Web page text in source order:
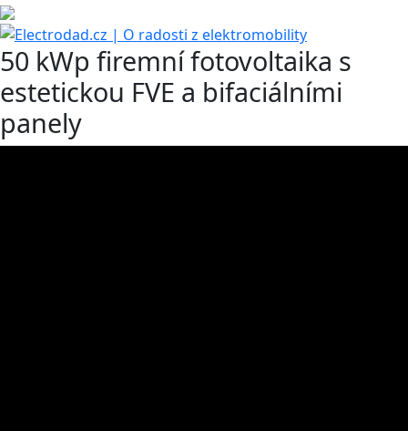
50 kWp firemní fotovoltaika s
estetickou FVE a bifaciálními
panely